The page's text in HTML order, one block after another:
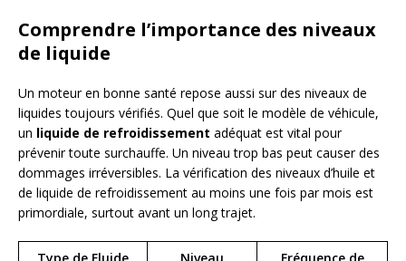
Comprendre l’importance des niveaux
de liquide
Un moteur en bonne santé repose aussi sur des niveaux de
liquides toujours vérifiés. Quel que soit le modèle de véhicule,
un liquide de refroidissement adéquat est vital pour
prévenir toute surchauffe. Un niveau trop bas peut causer des
dommages irréversibles. La vérification des niveaux d’huile et
de liquide de refroidissement au moins une fois par mois est
primordiale, surtout avant un long trajet.